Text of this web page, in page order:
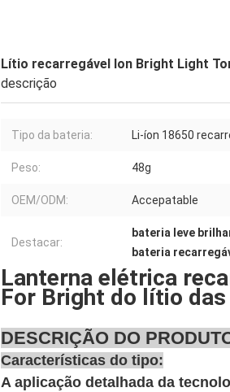
Lítio recarregável Ion Bright Light
descrição
Tipo da bateria: Li-íon 18650
Peso: 48g
OEM/ODM: Accepatable
Destacar:
bateria leve
bateria
Lanterna elétrica
For Bright do lítio
DESCRIÇÃO DO
Características do tipo:
A aplicação detalhada da